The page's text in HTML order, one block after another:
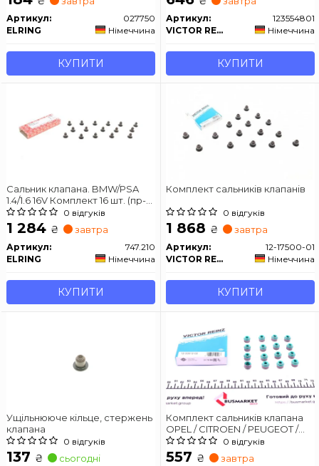
V50, V70 1.4D/1.6D 01-
Артикул:
027750
ELRING
Німеччина
КУПИТИ
Артикул:
123554801
VICTOR REINZ
Німеччина
КУПИТИ
Сальник клапана. BMW/PSA
1.4/1.6 16V Комплект 16 шт. (пр-
во Elring)
0 відгуків
1 284 ₴ завтра
Артикул:
747.210
ELRING
Німеччина
КУПИТИ
Комплект сальників клапанів
0 відгуків
1 868 ₴ завтра
Артикул:
12-17500-01
VICTOR REINZ
Німеччина
КУПИТИ
Ущільнююче кільце, стержень
клапана
0 відгуків
137 ₴ сьогодні
Комплект сальників клапана
OPEL / CITROEN / PEUGEOT /
RENAULT Berlingo, Partner, C2,
C4, Xsara, 206,307
0 відгуків
557 ₴ завтра